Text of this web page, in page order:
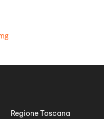
Regione Toscana